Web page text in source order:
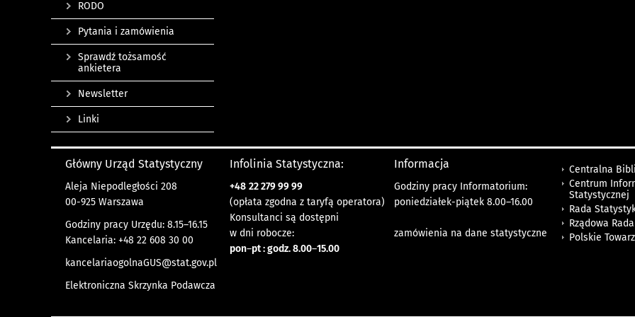
RODO
Pytania i zamówienia
Sprawdź tożsamość
ankietera
Newsletter
Linki
Główny Urząd Statystyczny
Aleja Niepodległości 208
00-925 Warszawa
Godziny pracy Urzędu: 8.15–16.15
Kancelaria: +48 22 608 30 00
kancelariaogolnaGUS@stat.gov.pl
Elektroniczna Skrzynka Podawcza
Infolinia Statystyczna:
+48 22 279 99 99
(opłata zgodna z taryfą operatora)
Konsultanci są dostępni
w dni robocze:
pon–pt : godz. 8.00–15.00
Informacja
Godziny pracy Informatorium:
poniedziałek-piątek 8.00–16.00
zamówienia na dane statystyczne
Centralna
Centrum
Statystycznej
Rada
Rządowa
Polskie